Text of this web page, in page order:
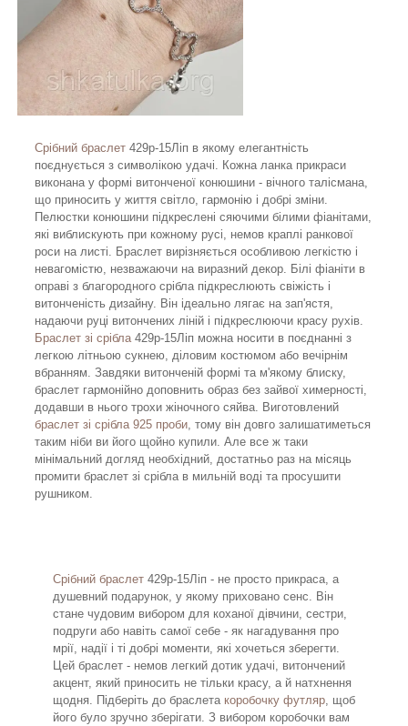
Срібний браслет 429р-15Ліп в якому елегантність
поєднується з символікою удачі. Кожна ланка прикраси
виконана у формі витонченої конюшини - вічного талісмана,
що приносить у життя світло, гармонію і добрі зміни.
Пелюстки конюшини підкреслені сяючими білими фіанітами,
які виблискують при кожному русі, немов краплі ранкової
роси на листі. Браслет вирізняється особливою легкістю і
невагомістю, незважаючи на виразний декор. Білі фіаніти в
оправі з благородного срібла підкреслюють свіжість і
витонченість дизайну. Він ідеально лягає на зап'ястя,
надаючи руці витончених ліній і підкреслюючи красу рухів.
Браслет зі срібла429р-15Ліп можна носити в поєднанні з
легкою літньою сукнею, діловим костюмом або вечірнім
вбранням. Завдяки витонченій формі та м'якому блиску,
браслет гармонійно доповнить образ без зайвої химерності,
додавши в нього трохи жіночного сяйва. Виготовлений
браслет зі срібла 925 проби, тому він довго залишатиметься
таким ніби ви його щойно купили. Але все ж таки
мінімальний догляд необхідний, достатньо раз на місяць
промити браслет зі срібла в мильній воді та просушити
рушником.
Срібний браслет 429р-15Ліп - не просто прикраса, а
душевний подарунок, у якому приховано сенс. Він
стане чудовим вибором для коханої дівчини, сестри,
подруги або навіть самої себе - як нагадування про
мрії, надії і ті добрі моменти, які хочеться зберегти.
Цей браслет - немов легкий дотик удачі, витончений
акцент, який приносить не тільки красу, а й натхнення
щодня. Підберіть до браслета коробочку футляр, щоб
його було зручно зберігати. З вибором коробочки вам